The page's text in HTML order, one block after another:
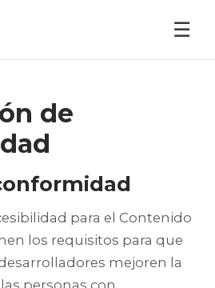
☰
de
para el Contenido
los requisitos para que
mejoren la
personas con